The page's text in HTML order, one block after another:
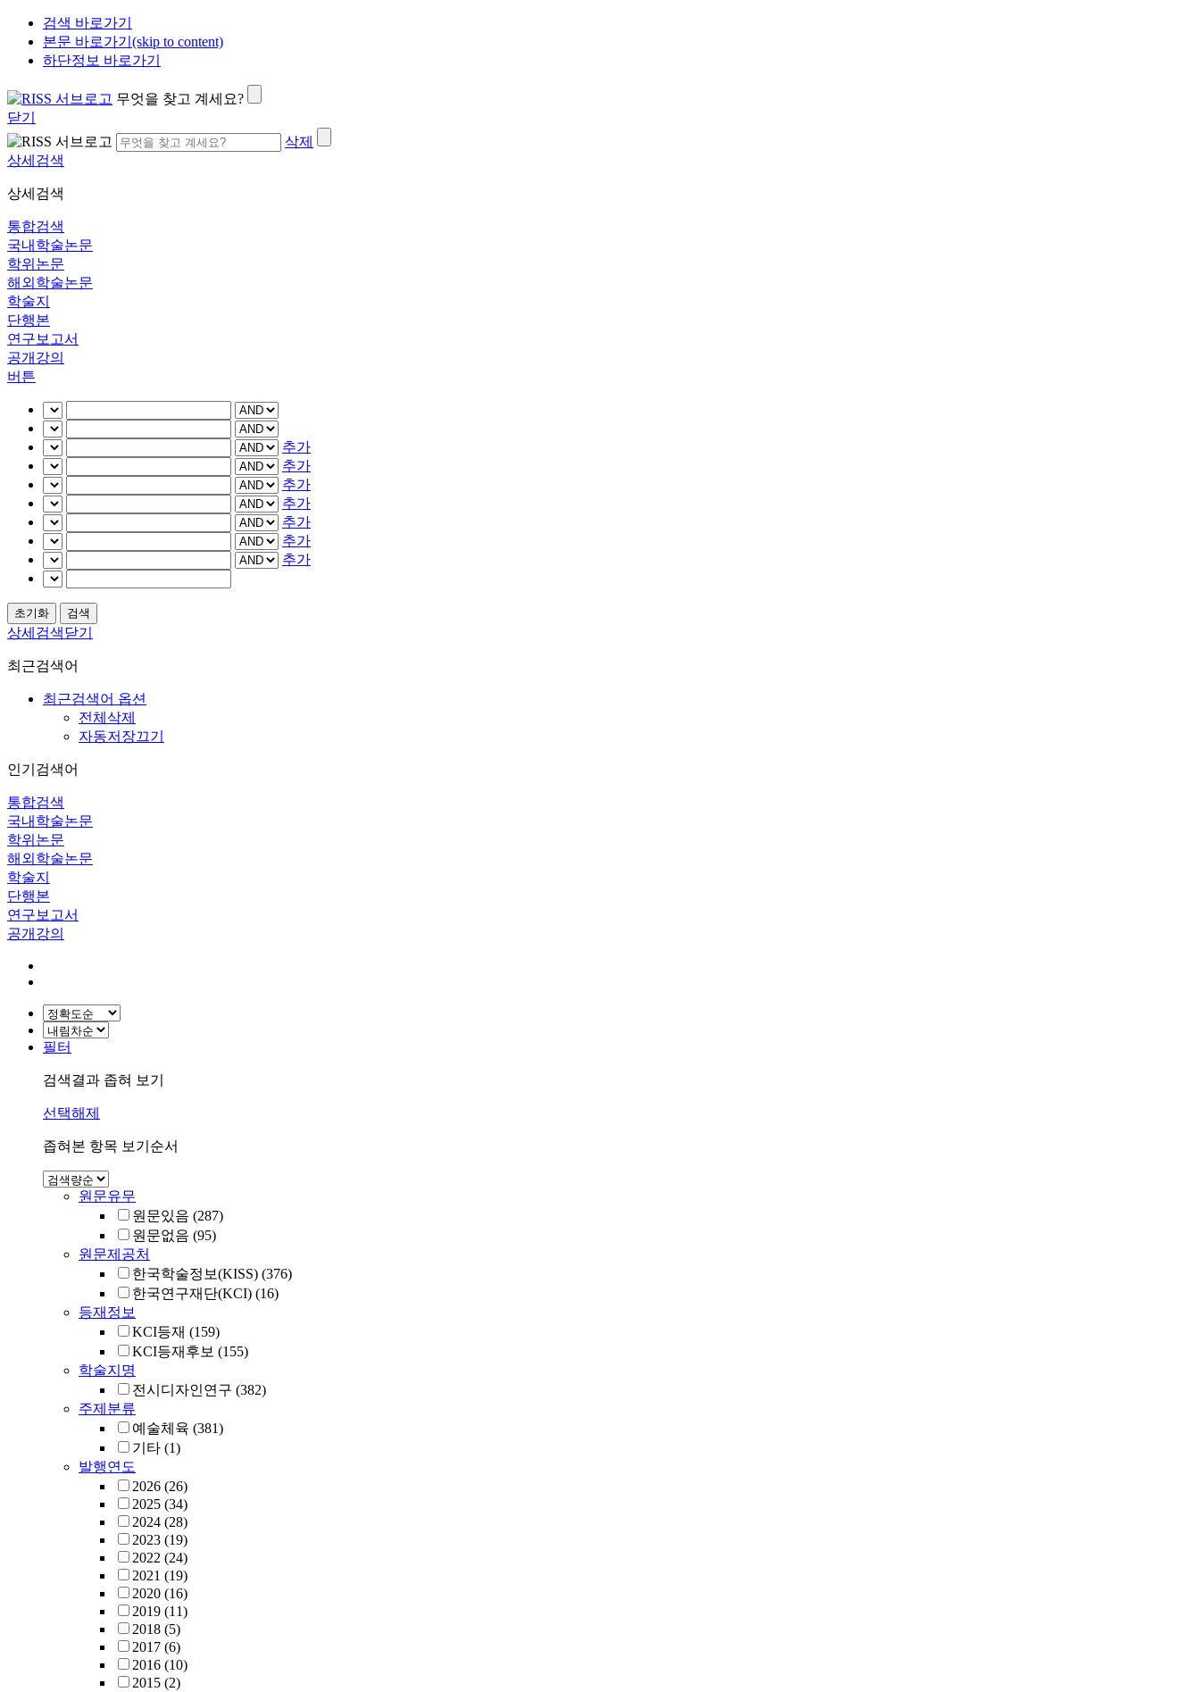
검색 바로가기
본문 바로가기(skip to content)
하단정보 바로가기
무엇을 찾고 계세요?
닫기
삭제
상세검색
상세검색
통합검색
국내학술논문
학위논문
해외학술논문
학술지
단행본
연구보고서
공개강의
버튼
추가
추가
추가
추가
추가
추가
추가
상세검색닫기
최근검색어
최근검색어 옵션
전체삭제
자동저장끄기
인기검색어
통합검색
국내학술논문
학위논문
해외학술논문
학술지
단행본
연구보고서
공개강의
필터
검색결과 좁혀 보기
선택해제
좁혀본 항목 보기순서
원문유무
원문있음 (287)
원문없음 (95)
원문제공처
한국학술정보(KISS) (376)
한국연구재단(KCI) (16)
등재정보
KCI등재 (159)
KCI등재후보 (155)
학술지명
전시디자인연구 (382)
주제분류
예술체육 (381)
기타 (1)
발행연도
2026 (26)
2025 (34)
2024 (28)
2023 (19)
2022 (24)
2021 (19)
2020 (16)
2019 (11)
2018 (5)
2017 (6)
2016 (10)
2015 (2)